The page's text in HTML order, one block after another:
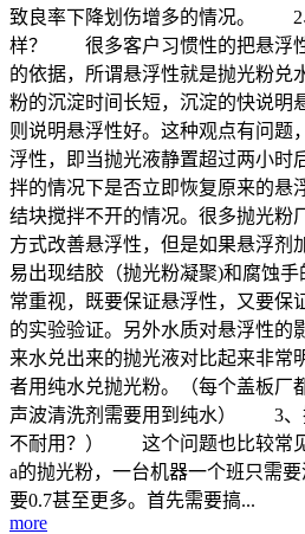
致良率下降划伤增多的情况。 2
样？ 很多客户习惯性的把悬浮
的依据，所谓悬浮性就是抛光粉兑
粉的沉淀时间长短，沉淀的快说明
则说明悬浮性好。这种观点有问题
浮性，即当抛光液静置超过两小时
拌的情况下是否立即恢复原来的悬
结块搅拌不开的情况。很多抛光粉
方式改善悬浮性，但是如果悬浮剂
易出现结胶（抛光粉凝聚)和腐蚀
常重视，既要保证悬浮性，又要保
的实验验证。另外水质对悬浮性的
来水兑出来的抛光液对比起来非常
者用纯水兑抛光粉。（每个盖板厂
声波清洗剂需要用到纯水） 3、
不耐用？） 这个问题也比较常
a的抛光粉，一台机器一个班只需
要0.7甚至更多。首先需要搞...
more